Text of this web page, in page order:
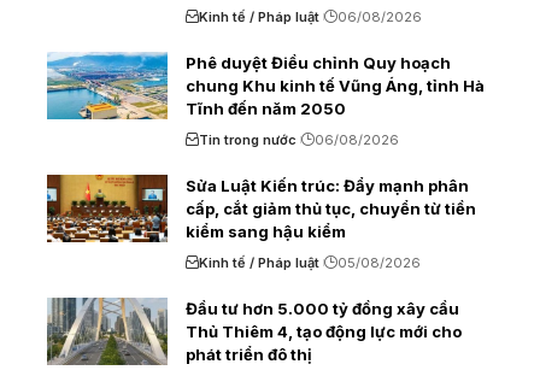
Kinh tế / Pháp luật 06/08/2026
Phê duyệt Điều chỉnh Quy hoạch
chung Khu kinh tế Vũng Áng, tỉnh Hà
Tĩnh đến năm 2050
Tin trong nước 06/08/2026
Sửa Luật Kiến trúc: Đẩy mạnh phân
cấp, cắt giảm thủ tục, chuyển từ tiền
kiểm sang hậu kiểm
Kinh tế / Pháp luật 05/08/2026
Đầu tư hơn 5.000 tỷ đồng xây cầu
Thủ Thiêm 4, tạo động lực mới cho
phát triển đô thị